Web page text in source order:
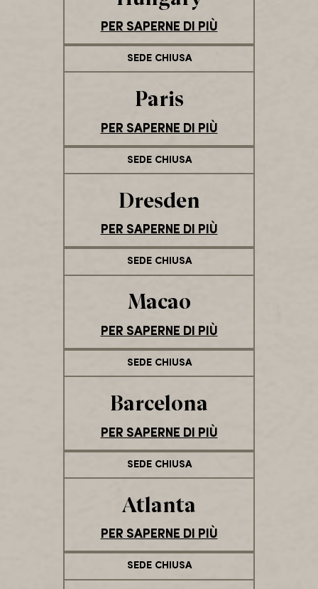
PER SAPERNE DI PIÙ
SEDE CHIUSA
Paris
PER SAPERNE DI PIÙ
SEDE CHIUSA
Dresden
PER SAPERNE DI PIÙ
SEDE CHIUSA
Macao
PER SAPERNE DI PIÙ
SEDE CHIUSA
Barcelona
PER SAPERNE DI PIÙ
SEDE CHIUSA
Atlanta
PER SAPERNE DI PIÙ
SEDE CHIUSA